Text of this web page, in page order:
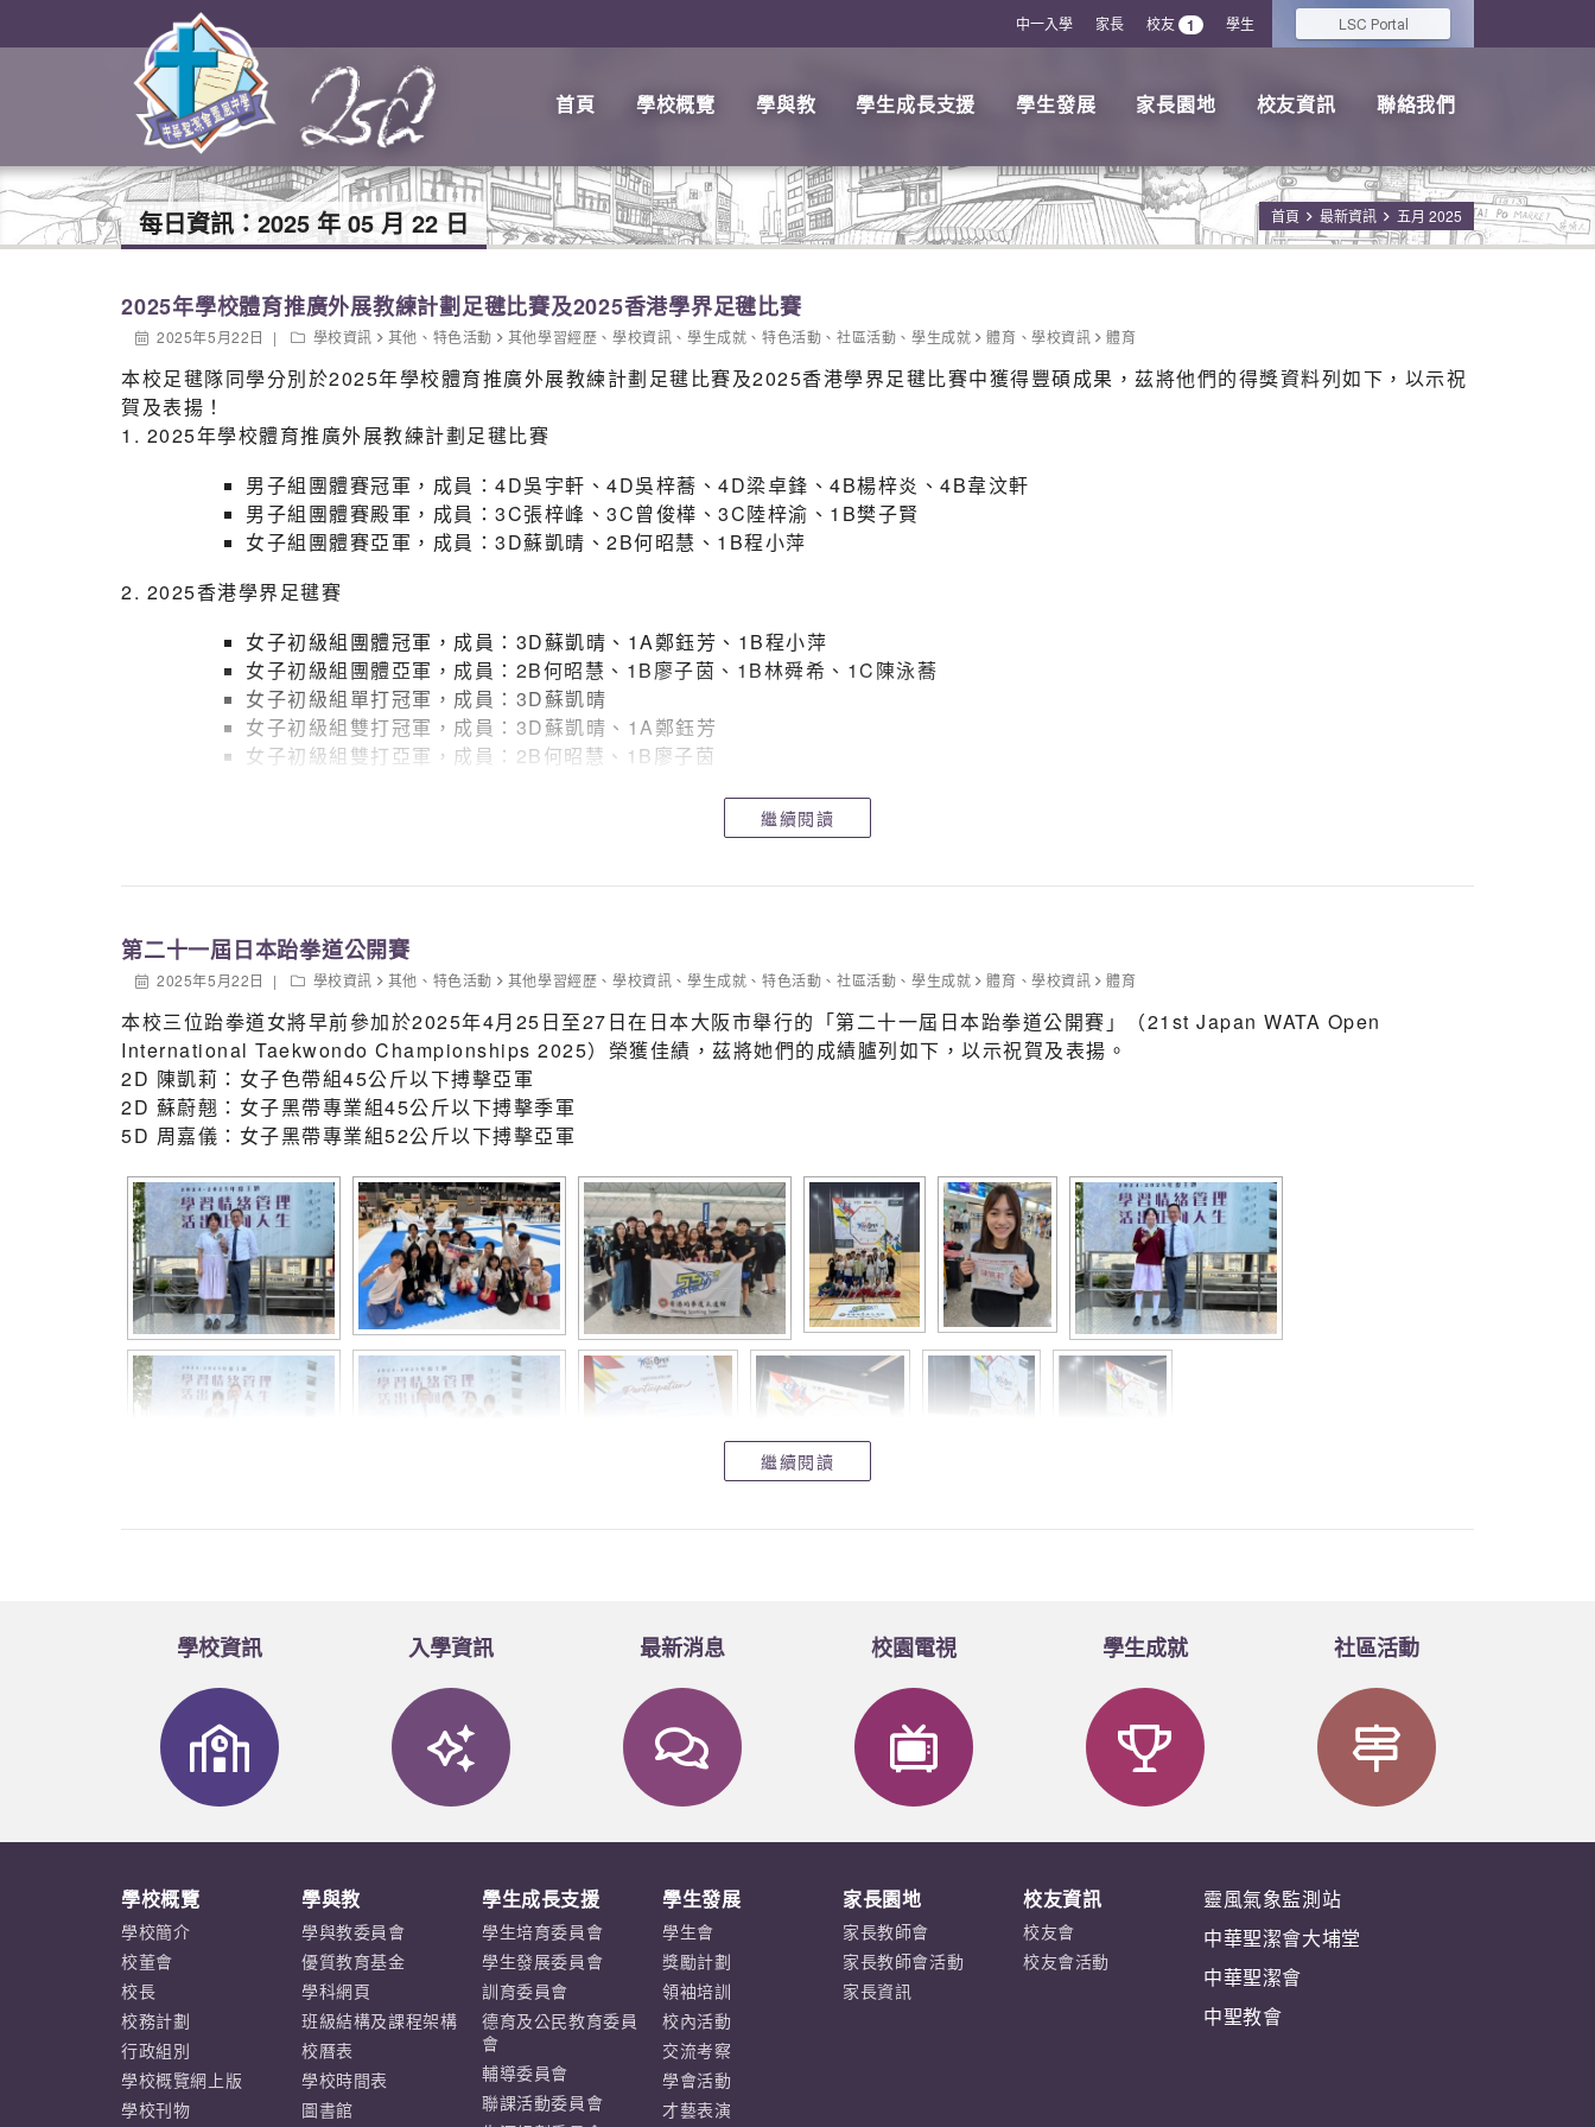
中一入學 家長 校友 1 學生 LSC Portal
首頁 學校概覽 學與教 學生成長支援 學生發展 家長園地 校友資訊 聯絡我們
首頁 最新資訊 五月 2025
每日資訊： 2025 年 05 月 22 日
2025年學校體育推廣外展教練計劃足毽比賽及2025香港學界足毽比賽
2025年5月22日 學校資訊 其他 、 特色活動 其他學習經歷 、學校資訊 、學生成就 、特色活動 、社區活動 、學生成就 體育 、學校資訊 體育
本校足毽隊同學分別於2025年學校體育推廣外展教練計劃足毽比賽及2025香港學界足毽比賽中獲得豐碩成果，茲將他們的得獎資料列如下，以示祝
賀及表揚！
1. 2025年學校體育推廣外展教練計劃足毽比賽
男子組團體賽冠軍，成員：4D吳宇軒、4D吳梓蕎、4D梁卓鋒、4B楊梓炎、4B韋汶軒
男子組團體賽殿軍，成員：3C張梓峰、3C曾俊樺、3C陸梓渝、1B樊子賢
女子組團體賽亞軍，成員：3D蘇凱晴、2B何昭慧、1B程小萍
2. 2025香港學界足毽賽
女子初級組團體冠軍，成員：3D蘇凱晴、1A鄭鈺芳、1B程小萍
女子初級組團體亞軍，成員：2B何昭慧、1B廖子茵、1B林舜希、1C陳泳蕎
女子初級組單打冠軍，成員：3D蘇凱晴
女子初級組雙打冠軍，成員：3D蘇凱晴、1A鄭鈺芳
女子初級組雙打亞軍，成員：2B何昭慧、1B廖子茵
男子高級組團體亞軍，成員：4D吳宇軒、4D吳梓蕎、4D梁卓鋒、4B韋汶軒、4B楊梓炎
繼續閱讀
第二十一屆日本跆拳道公開賽
2025年5月22日 學校資訊 其他 、 特色活動 其他學習經歷 、學校資訊 、學生成就 、特色活動 、社區活動 、學生成就 體育 、學校資訊 體育
本校三位跆拳道女將早前參加於2025年4月25日至27日在日本大阪市舉行的「第二十一屆日本跆拳道公開賽」（21st Japan WATA Open
International Taekwondo Championships 2025）榮獲佳績，茲將她們的成績臚列如下，以示祝賀及表揚。
2D 陳凱莉：女子色帶組45公斤以下搏擊亞軍
2D 蘇蔚翹：女子黑帶專業組45公斤以下搏擊季軍
5D 周嘉儀：女子黑帶專業組52公斤以下搏擊亞軍
繼續閱讀
學校資訊 入學資訊 最新消息 校園電視 學生成就 社區活動
學校概覽
學校簡介
校董會
校長
校務計劃
行政組別
學校概覽網上版
學校刊物
學與教
學與教委員會
優質教育基金
學科網頁
班級結構及課程架構
校曆表
學校時間表
圖書館
學生成長支援
學生培育委員會
學生發展委員會
訓育委員會
德育及公民教育委員
會
輔導委員會
聯課活動委員會
學生發展
學生會
獎勵計劃
領袖培訓
校內活動
交流考察
學會活動
才藝表演
家長園地
家長教師會
家長教師會活動
家長資訊
校友資訊
校友會
校友會活動
靈風氣象監測站
中華聖潔會大埔堂
中華聖潔會
中聖教會